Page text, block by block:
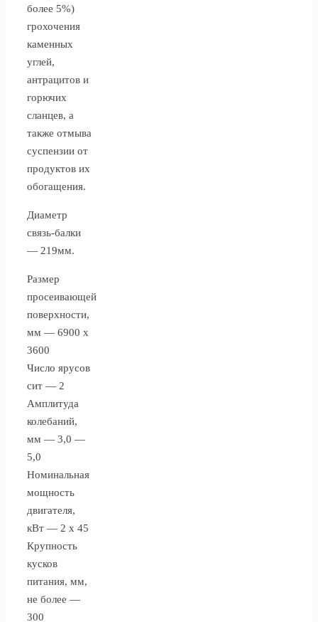
более 5%)
грохочения
каменных
углей,
антрацитов и
горючих
сланцев, а
также отмыва
суспензии от
продуктов их
обогащения.
Диаметр
связь-балки
— 219мм.
Размер
просеивающей
поверхности,
мм — 6900 х
3600
Число ярусов
сит — 2
Амплитуда
колебаний,
мм — 3,0 —
5,0
Номинальная
мощность
двигателя,
кВт — 2 х 45
Крупность
кусков
питания, мм,
не более —
300